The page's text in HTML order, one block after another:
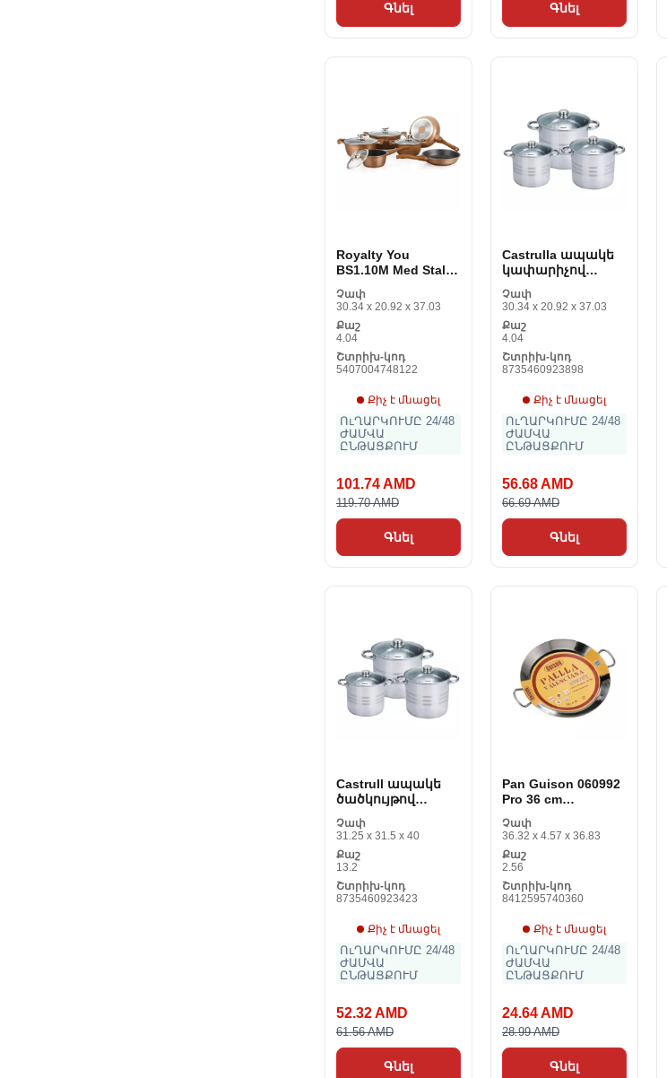
Գնել Գնել
Royalty You
BS1.10M Med Stal
Չափ
30.34 x 20.92 x 37.03
Քաշ
4.04
Շտրիխ-կոդ
5407004748122
Քիչ է մնացել
ՈւՂԱՐԿՈՒՄԸ 24/48
ԺԱՄՎԱ
ԸՆԹԱՑՔՈՒՄ
101.74 AMD
119.70 AMD
Գնել
Castrulla ապակե
կափարիչով
Առարկաներ
Չափ
30.34 x 20.92 x 37.03
Քաշ
4.04
Շտրիխ-կոդ
8735460923898
Քիչ է մնացել
ՈւՂԱՐԿՈՒՄԸ 24/48
ԺԱՄՎԱ
ԸՆԹԱՑՔՈՒՄ
56.68 AMD
66.69 AMD
Գնել
Castrull ապակե
ծածկույթով
Առարկաներ
Չափ
31.25 x 31.5 x 40
Քաշ
13.2
Շտրիխ-կոդ
8735460923423
Քիչ է մնացել
ՈւՂԱՐԿՈՒՄԸ 24/48
ԺԱՄՎԱ
ԸՆԹԱՑՔՈՒՄ
52.32 AMD
61.56 AMD
Գնել
Pan Guison 060992
Pro 36 cm
պողպատը
պողպատը 18/10
Pro 36 cm
Չափ
36.32 x 4.57 x 36.83
Քաշ
2.56
Շտրիխ-կոդ
8412595740360
Քիչ է մնացել
ՈւՂԱՐԿՈՒՄԸ 24/48
ԺԱՄՎԱ
ԸՆԹԱՑՔՈՒՄ
24.64 AMD
28.99 AMD
Գնել